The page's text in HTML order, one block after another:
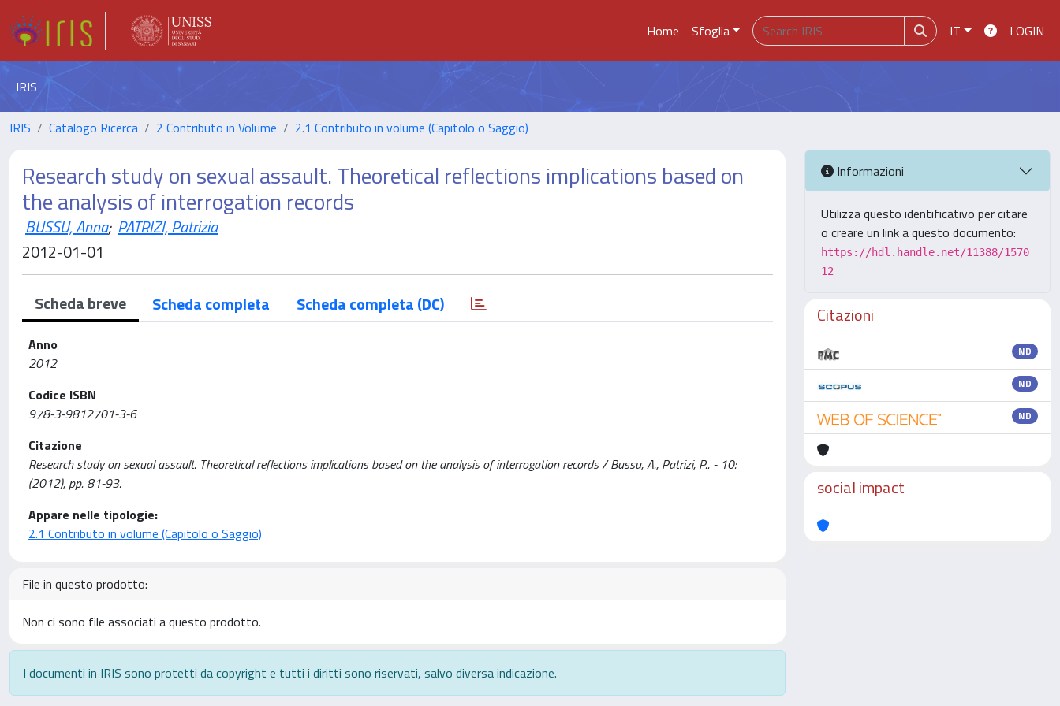
Home Sfoglia IT LOGIN
IRIS
IRIS Catalogo Ricerca 2 Contributo in Volume 2.1 Contributo in volume (Capitolo o Saggio)
Research study on sexual assault. Theoretical reflections implications based on
the analysis of interrogation records
BUSSU, Anna; PATRIZI, Patrizia
2012-01-01
Scheda breve Scheda completa Scheda completa (DC)
Anno
2012
Codice ISBN
978-3-9812701-3-6
Citazione
Research study on sexual assault. Theoretical reflections implications based on the analysis of interrogation records / Bussu, A., Patrizi, P.. - 10:
(2012), pp. 81-93.
Appare nelle tipologie:
2.1 Contributo in volume (Capitolo o Saggio)
File in questo prodotto:
Non ci sono file associati a questo prodotto.
I documenti in IRIS sono protetti da copyright e tutti i diritti sono riservati, salvo diversa indicazione.
Informazioni
Utilizza questo identificativo per citare
o creare un link a questo documento:
https://hdl.handle.net/11388/1570
12
Citazioni
ND
ND
ND
social impact